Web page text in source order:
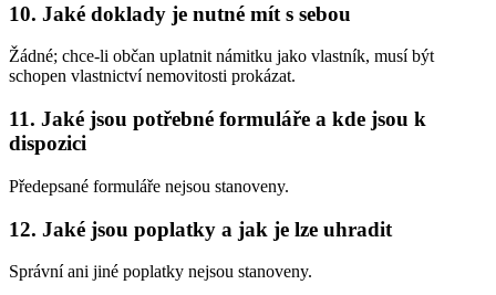
10. Jaké doklady je nutné mít s sebou
Žádné; chce-li občan uplatnit námitku jako vlastník, musí být
schopen vlastnictví nemovitosti prokázat.
11. Jaké jsou potřebné formuláře a kde jsou k
dispozici
Předepsané formuláře nejsou stanoveny.
12. Jaké jsou poplatky a jak je lze uhradit
Správní ani jiné poplatky nejsou stanoveny.